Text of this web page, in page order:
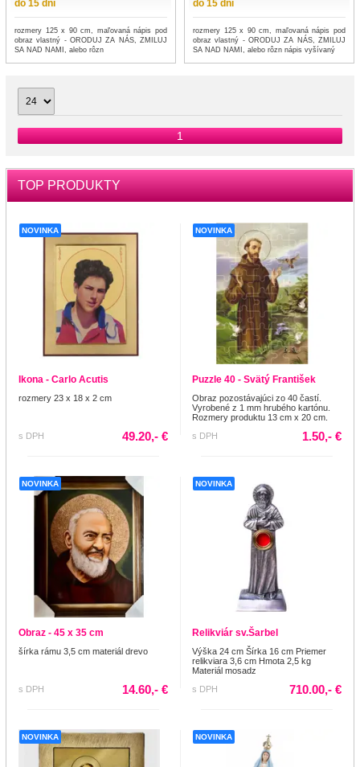
do 15 dní
rozmery 125 x 90 cm, maľovaná nápis pod
obraz vlastný - ORODUJ ZA NÁS, ZMILUJ
SA NAD NAMI, alebo rôzn
do 15 dní
rozmery 125 x 90 cm, maľovaná nápis pod
obraz vlastný - ORODUJ ZA NÁS, ZMILUJ
SA NAD NAMI, alebo rôzn nápis vyšívaný
1
TOP PRODUKTY
NOVINKA
Ikona - Carlo Acutis
rozmery 23 x 18 x 2 cm
s DPH 49.20,- €
NOVINKA
Puzzle 40 - Svätý František
Obraz pozostávajúci zo 40 častí.
Vyrobené z 1 mm hrubého kartónu.
Rozmery produktu 13 cm x 20 cm.
s DPH
1.50,- €
NOVINKA
Obraz - 45 x 35 cm
šírka rámu 3,5 cm materiál drevo
s DPH 14.60,- €
NOVINKA
Relikviár sv.Šarbel
Výška 24 cm Šírka 16 cm Priemer
relikviara 3,6 cm Hmota 2,5 kg
Materiál mosadz
s DPH
710.00,- €
NOVINKA NOVINKA